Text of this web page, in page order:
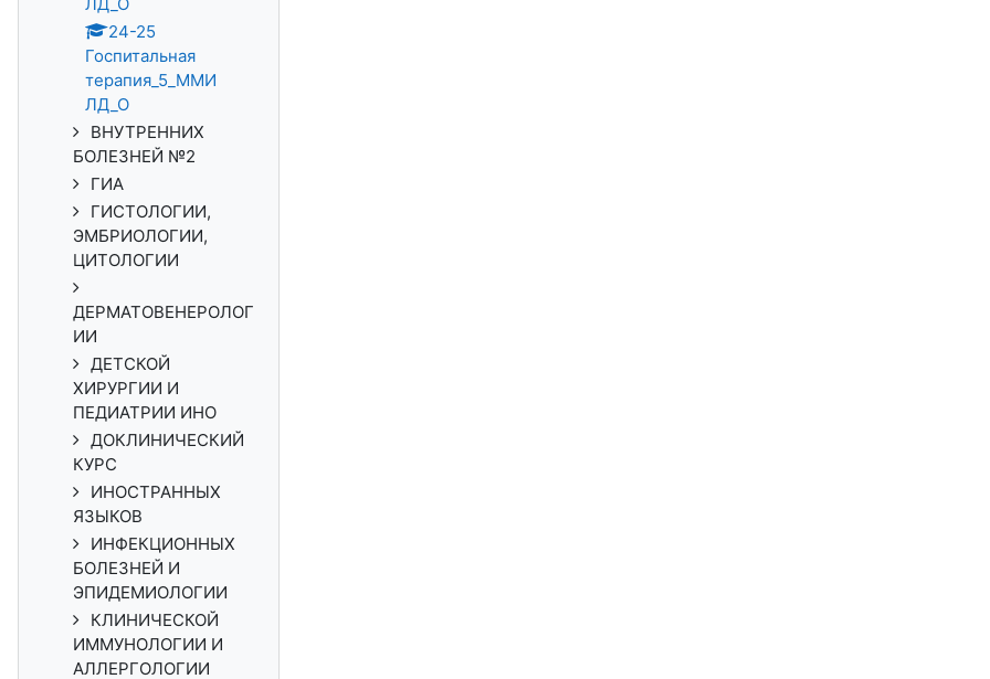
24-25
Госпитальная
терапия_5_ММИ
ЛД_О
ВНУТРЕННИХ
БОЛЕЗНЕЙ №2
ГИА
ГИСТОЛОГИИ,
ЭМБРИОЛОГИИ,
ЦИТОЛОГИИ
ДЕРМАТОВЕНЕРОЛОГ
ИИ
ДЕТСКОЙ
ХИРУРГИИ И
ПЕДИАТРИИ ИНО
ДОКЛИНИЧЕСКИЙ
КУРС
ИНОСТРАННЫХ
ЯЗЫКОВ
ИНФЕКЦИОННЫХ
БОЛЕЗНЕЙ И
ЭПИДЕМИОЛОГИИ
КЛИНИЧЕСКОЙ
ИММУНОЛОГИИ И
АЛЛЕРГОЛОГИИ